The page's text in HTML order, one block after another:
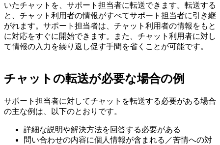
いたチャットを、サポート担当者に転送できます。転送する
と、チャット利用者の情報がすべてサポート担当者に引き継
がれます。サポート担当者は、チャット利用者の情報をもと
に対応をすぐに開始できます。また、チャット利用者に対し
て情報の入力を繰り返し促す手間を省くことが可能です。
チャットの転送が必要な場合の例
サポート担当者に対してチャットを転送する必要がある場合
の主な例は、以下のとおりです。
詳細な説明や解決方法を回答する必要がある
問い合わせの内容に個人情報が含まれる／苦情への対